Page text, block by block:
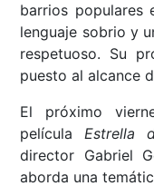
barrios populares
lenguaje sobrio y
respetuoso. Su
puesto al alcance
El próximo
películaEstrella
director Gabriel
aborda una